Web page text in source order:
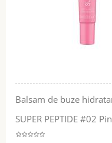
Balsam de buze
SUPER PEPTIDE #02